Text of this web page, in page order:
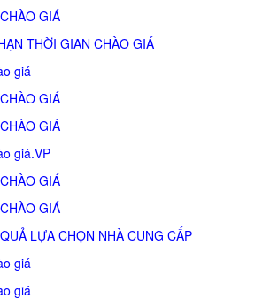
GIÁ
THỜI GIAN CHÀO GIÁ
giá
GIÁ
GIÁ
giá.VP
GIÁ
GIÁ
LỰA CHỌN NHÀ CUNG CẤP
giá
giá